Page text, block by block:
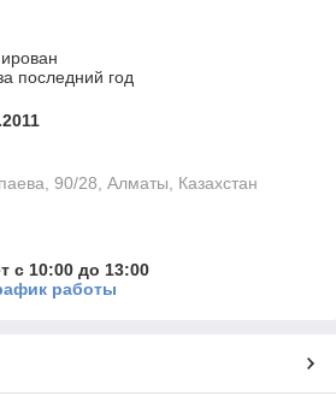
последний год
90/28, Алматы, Казахстан
с 10:00 до 13:00
работы